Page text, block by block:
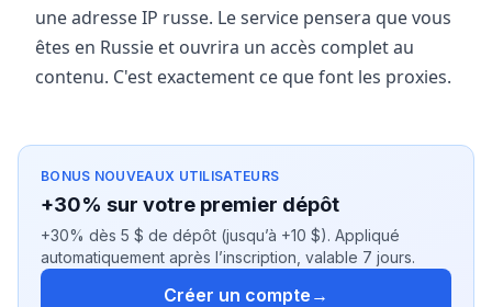
une adresse IP russe. Le service pensera que vous
êtes en Russie et ouvrira un accès complet au
contenu. C'est exactement ce que font les proxies.
BONUS NOUVEAUX UTILISATEURS
+30% sur votre premier dépôt
+30% dès 5 $ de dépôt (jusqu’à +10 $). Appliqué
automatiquement après l’inscription, valable 7 jours.
Créer un compte →